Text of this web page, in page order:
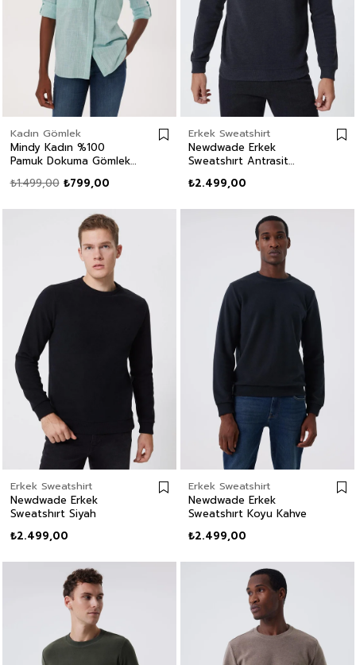
Kadın Gömlek
Mindy Kadın %100
Pamuk Dokuma Gömlek
₺799,00
₺1.499,00
Erkek Sweatshirt
Newdwade Erkek
Sweatshırt Antrasit
₺2.499,00
Erkek Sweatshirt
Newdwade Erkek
Sweatshırt Siyah
₺2.499,00
Erkek Sweatshirt
Newdwade Erkek
Sweatshırt Koyu Kahve
₺2.499,00